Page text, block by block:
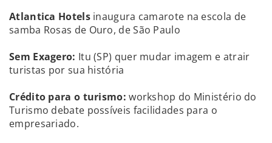
Atlantica Hotelsinaugura camarote na escola de
samba Rosas de Ouro, de São Paulo
Sem Exagero: Itu (SP) quer mudar imagem e atrair
turistas por sua história
Crédito para o turismo: workshop do Ministério do
Turismo debate possíveis facilidades para o
empresariado.